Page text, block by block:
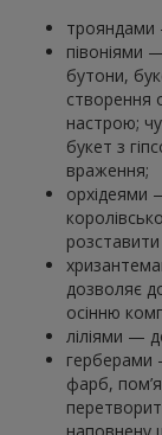
трояндами
півоніями
бутони,
створення
настрою;
букет з
враження;
орхідеями
дозволяє
осінню
ліліями —
герберами
фарб,
наповнену